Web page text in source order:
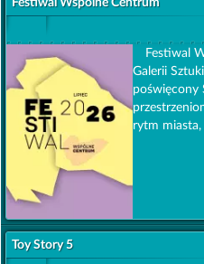
Festiwal Wspólne Centrum
Festiwal
Galerii
poświęcony
rytm miasta,
Toy Story 5